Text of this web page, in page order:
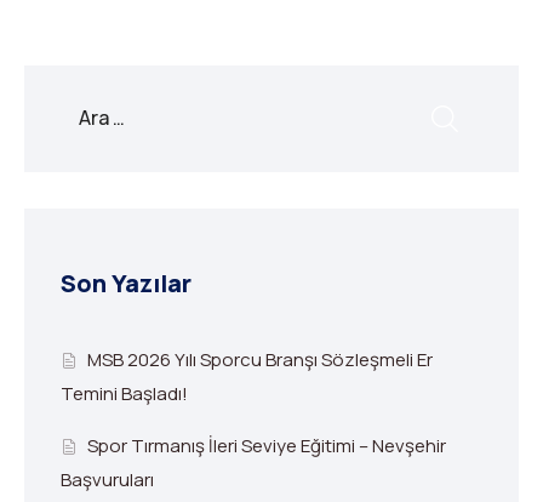
Son Yazılar
MSB 2026 Yılı Sporcu Branşı Sözleşmeli Er
Temini Başladı!
Spor Tırmanış İleri Seviye Eğitimi – Nevşehir
Başvuruları